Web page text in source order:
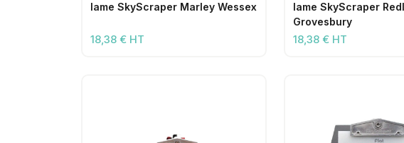
lame SkyScraper Marley Wessex
18,38 € HT
lame SkyScraper
Grovesbury
18,38 € HT